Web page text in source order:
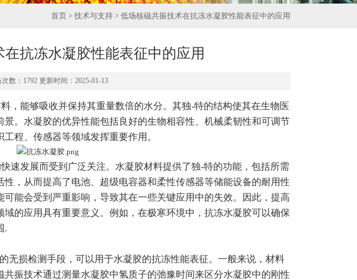
首页 > 技术与支持 > 低场核磁共振技术在抗冻水凝胶性能表征中的应用
抗冻水凝胶性能表征中的应用
次数：1792 更新时间：2025-01-13
，能够吸收并保持其重量数倍的水分。其独-特的结构使其在生物医
。水凝胶的优异性能包括良好的生物相容性、机械柔韧性和可调节
程、传感器等领域发挥重要作用。
速发展而受到广泛关注。水凝胶材料提供了独-特的功能，包括所需
，从而提高了电池、超级电容器和柔性传感器等储能设备的耐用性
能会受到严重影响，导致其在一些关键应用中的失效。因此，提高
的应用具有重要意义。例如，在极寒环境中，抗冻水凝胶可以确保
.
无损检测手段，可以用于水凝胶的抗冻性能表征。一般来说，材料
振技术通过测量水凝胶中氢质子的弛豫时间来区分水凝胶中的刚性